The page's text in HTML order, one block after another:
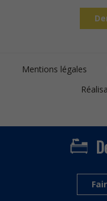
Footer
Mentions légales